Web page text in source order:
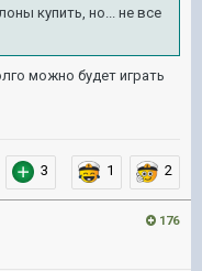
купить, но... не все
можно будет играть
3 1 2
176